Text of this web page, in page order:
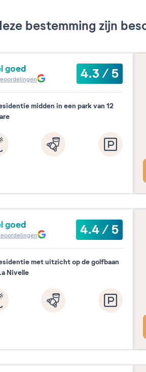
bestemming zijn
goed 4.3/5
midden in een park van 12
goed 4.4/5
met uitzicht op de golfbaan
Nivelle